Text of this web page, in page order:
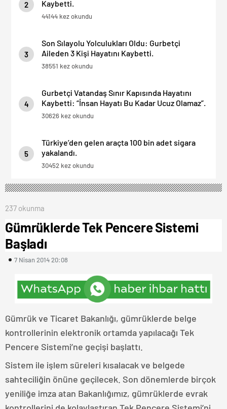
2 Kaybetti.
44144 kez okundu
3
Son Sılayolu Yolculukları Oldu: Gurbetçi
Aileden 3 Kişi Hayatını Kaybetti.
38551 kez okundu
4
Gurbetçi Vatandaş Sınır Kapısında Hayatını
Kaybetti: “İnsan Hayatı Bu Kadar Ucuz Olamaz”.
30626 kez okundu
5
Türkiye’den gelen araçta 100 bin adet sigara
yakalandı.
30452 kez okundu
237 okunma
Gümrüklerde Tek Pencere Sistemi
Başladı
7 Nisan 2014 20:08
Gümrük ve Ticaret Bakanlığı, gümrüklerde belge
kontrollerinin elektronik ortamda yapılacağı Tek
Pencere Sistemi’ne geçişi başlattı.
Sistem ile işlem süreleri kısalacak ve belgede
sahteciliğin önüne geçilecek. Son dönemlerde birçok
yeniliğe imza atan Bakanlığımız, gümrüklerde evrak